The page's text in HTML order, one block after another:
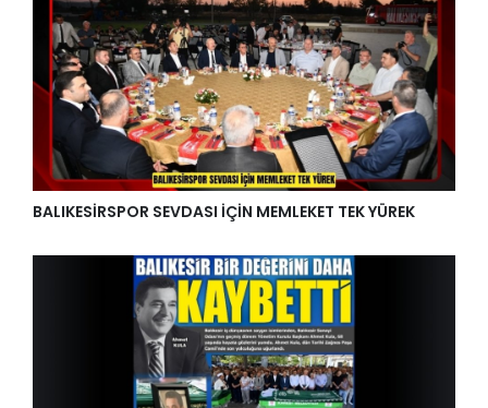
BALIKESİRSPOR SEVDASI İÇİN MEMLEKET TEK YÜREK